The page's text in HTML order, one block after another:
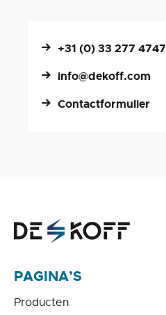
+31 (0) 33 277 4747
info@dekoff.com
Contactformulier
PAGINA’S
Producten